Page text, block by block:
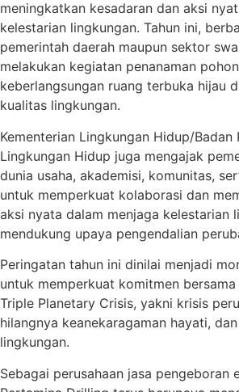
meningkatkan kesadaran dan aksi
kelestarian lingkungan. Tahun ini,
pemerintah daerah maupun sektor
melakukan kegiatan penanaman
keberlangsungan ruang terbuka hijau
kualitas lingkungan.
Kementerian Lingkungan Hidup/Badan
Lingkungan Hidup juga mengajak
dunia usaha, akademisi, komunitas,
untuk memperkuat kolaborasi dan
aksi nyata dalam menjaga kelestarian
mendukung upaya pengendalian
Peringatan tahun ini dinilai menjadi
untuk memperkuat komitmen
Triple Planetary Crisis, yakni krisis
hilangnya keanekaragaman hayati,
lingkungan.
Sebagai perusahaan jasa pengeboran